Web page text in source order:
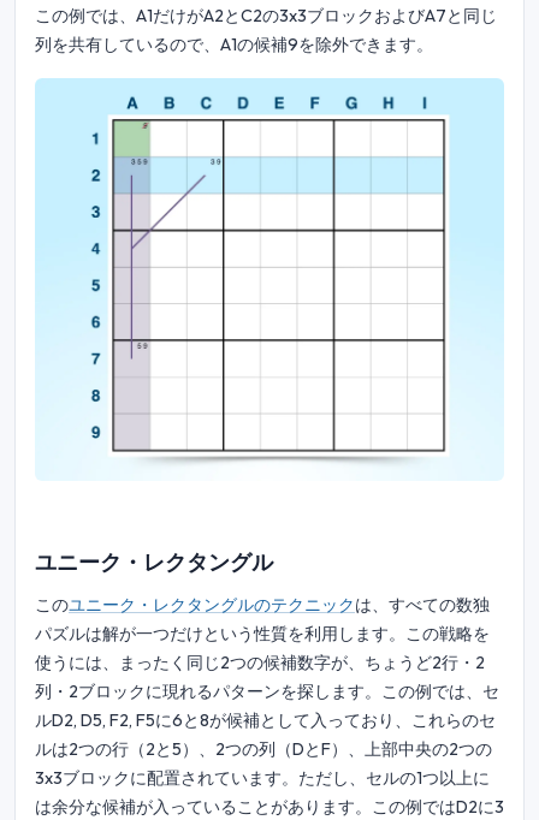
この例では、A1だけがA2とC2の3x3ブロックおよびA7と同じ
列を共有しているので、A1の候補9を除外できます。
ユニーク・レクタングル
このユニーク・レクタングルのテクニックは、すべての数独
パズルは解が一つだけという性質を利用します。この戦略を
使うには、まったく同じ2つの候補数字が、ちょうど2行・2
列・2ブロックに現れるパターンを探します。この例では、セ
ルD2, D5, F2, F5に6と8が候補として入っており、これらのセ
ルは2つの行（2と5）、2つの列（DとF）、上部中央の2つの
3x3ブロックに配置されています。ただし、セルの1つ以上に
は余分な候補が入っていることがあります。この例ではD2に3